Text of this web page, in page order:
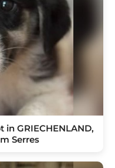
in GRIECHENLAND,
Serres